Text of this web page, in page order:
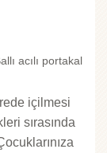
acılı portakal
içilmesi
sırasında